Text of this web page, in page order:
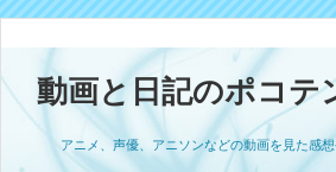
動画と日記のポコテ
アニメ、声優、アニソンなどの動画を見た感